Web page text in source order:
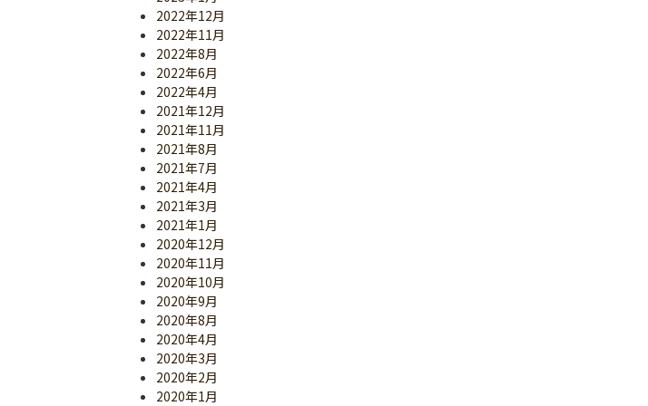
2022年12月
2022年11月
2022年8月
2022年6月
2022年4月
2021年12月
2021年11月
2021年8月
2021年7月
2021年4月
2021年3月
2021年1月
2020年12月
2020年11月
2020年10月
2020年9月
2020年8月
2020年4月
2020年3月
2020年2月
2020年1月